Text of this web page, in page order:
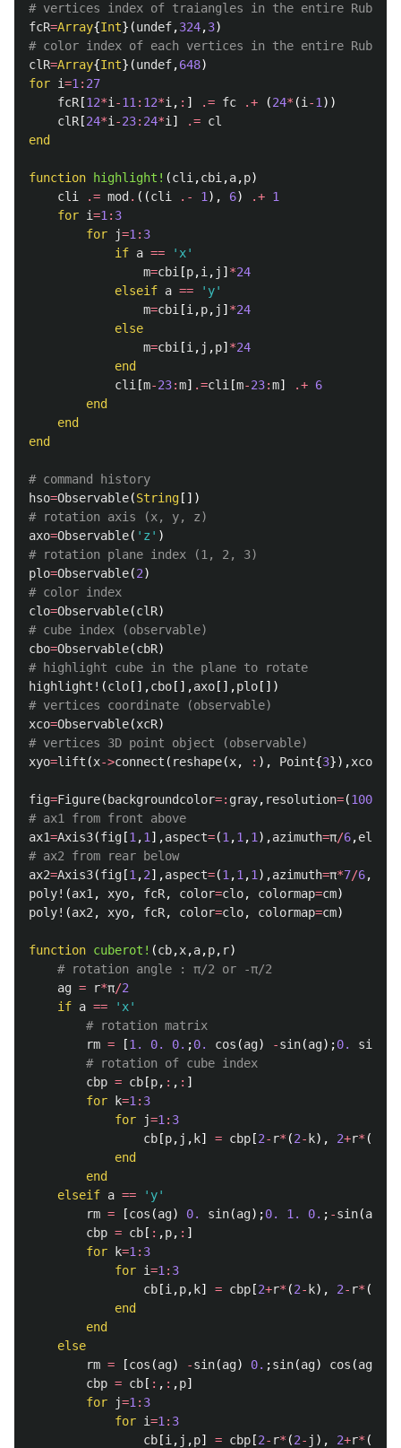
# vertices index of traiangles in the entire Rubik
fcR=Array{Int}(undef,324,3)
# color index of each vertices in the entire Rubik
clR=Array{Int}(undef,648)
for i=1 : 27
fcR [12*i -11 : 12*i , : ] .= fc .+ (24* (i -1 ))
clR [24*i -23: 24*i ] .= cl
end
function highlight! (cli ,cbi ,a,p)
cli
.= mod . ((cli .- 1 ), 6) .+ 1
for i=1 : 3
for
j=1 : 3
if a ==
'x'
m=cbi [p,i , j ] *24
elseif a ==
'y'
m=cbi [i ,p, j ] *24
else
m=cbi [i , j ,p] *24
end
cli [m-23:m] .=cli [m-23:m] .+ 6
end
end
end
# command history
hso=Observable(String [])
# rotation axis (x, y, z)
axo=Observable( 'z' )
# rotation plane index (1, 2, 3)
plo=Observable(2)
# color index
clo=Observable(clR)
# cube index (observable)
cbo=Observable(cbR)
# highlight cube in the plane to rotate
highlight! (clo [],cbo [],axo [],plo [])
# vertices coordinate (observable)
xco=Observable(xcR)
# vertices 3D point object (observable)
xyo=lift (x->connect ( reshape(x, : ), Point{3}),xco
fig=Figure( backgroundcolor=: gray, resolution=(1000
# ax1 from front above
ax1=Axis3(fig [1 ,1 ],aspect=(1 ,1 ,1 ),azimuth=π/6,
# ax2 from rear below
ax2=Axis3(fig [1 ,2],aspect=(1 ,1 ,1 ),azimuth=π*7/6,
poly! (ax1 , xyo, fcR, color=clo, colormap=cm)
poly! (ax2 , xyo, fcR, color=clo, colormap=cm)
function cuberot! (cb,x,a,p, r)
# rotation angle : π/2 or -π/2
ag = r*π/2
if a ==
'x'
# rotation matrix
rm = [1. 0. 0. ;0. cos (ag) -sin(ag);0. sin
# rotation of cube index
cbp = cb [p, : , : ]
for
k=1 : 3
for
j=1 : 3
cb [p, j , k] = cbp [2- r* (2- k), 2+r* (
end
end
elseif a ==
'y'
rm = [cos (ag) 0. sin(ag);0. 1. 0. ; -sin(ag
cbp = cb [ : ,p, : ]
for
k=1 : 3
for i=1 : 3
cb [i ,p, k] = cbp [2+r* (2- k), 2- r* (
end
end
else
rm = [cos (ag) -sin(ag) 0. ;sin(ag) cos (ag
cbp = cb [ : , : ,p]
for
j=1 : 3
for i=1 : 3
cb [i , j ,p] = cbp [2- r* (2- j ), 2+r* (